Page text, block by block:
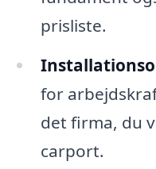
prisliste.
for
det firma, du
carport.